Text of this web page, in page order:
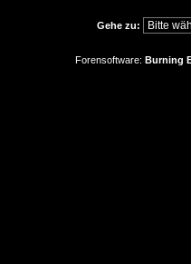
Gehe zu:
Forensoftware: Burning